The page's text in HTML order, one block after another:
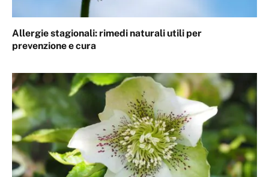
Allergie stagionali: rimedi naturali utili per
prevenzione e cura